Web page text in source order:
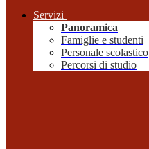
Servizi
Panoramica
Famiglie e studenti
Personale scolastico
Percorsi di studio